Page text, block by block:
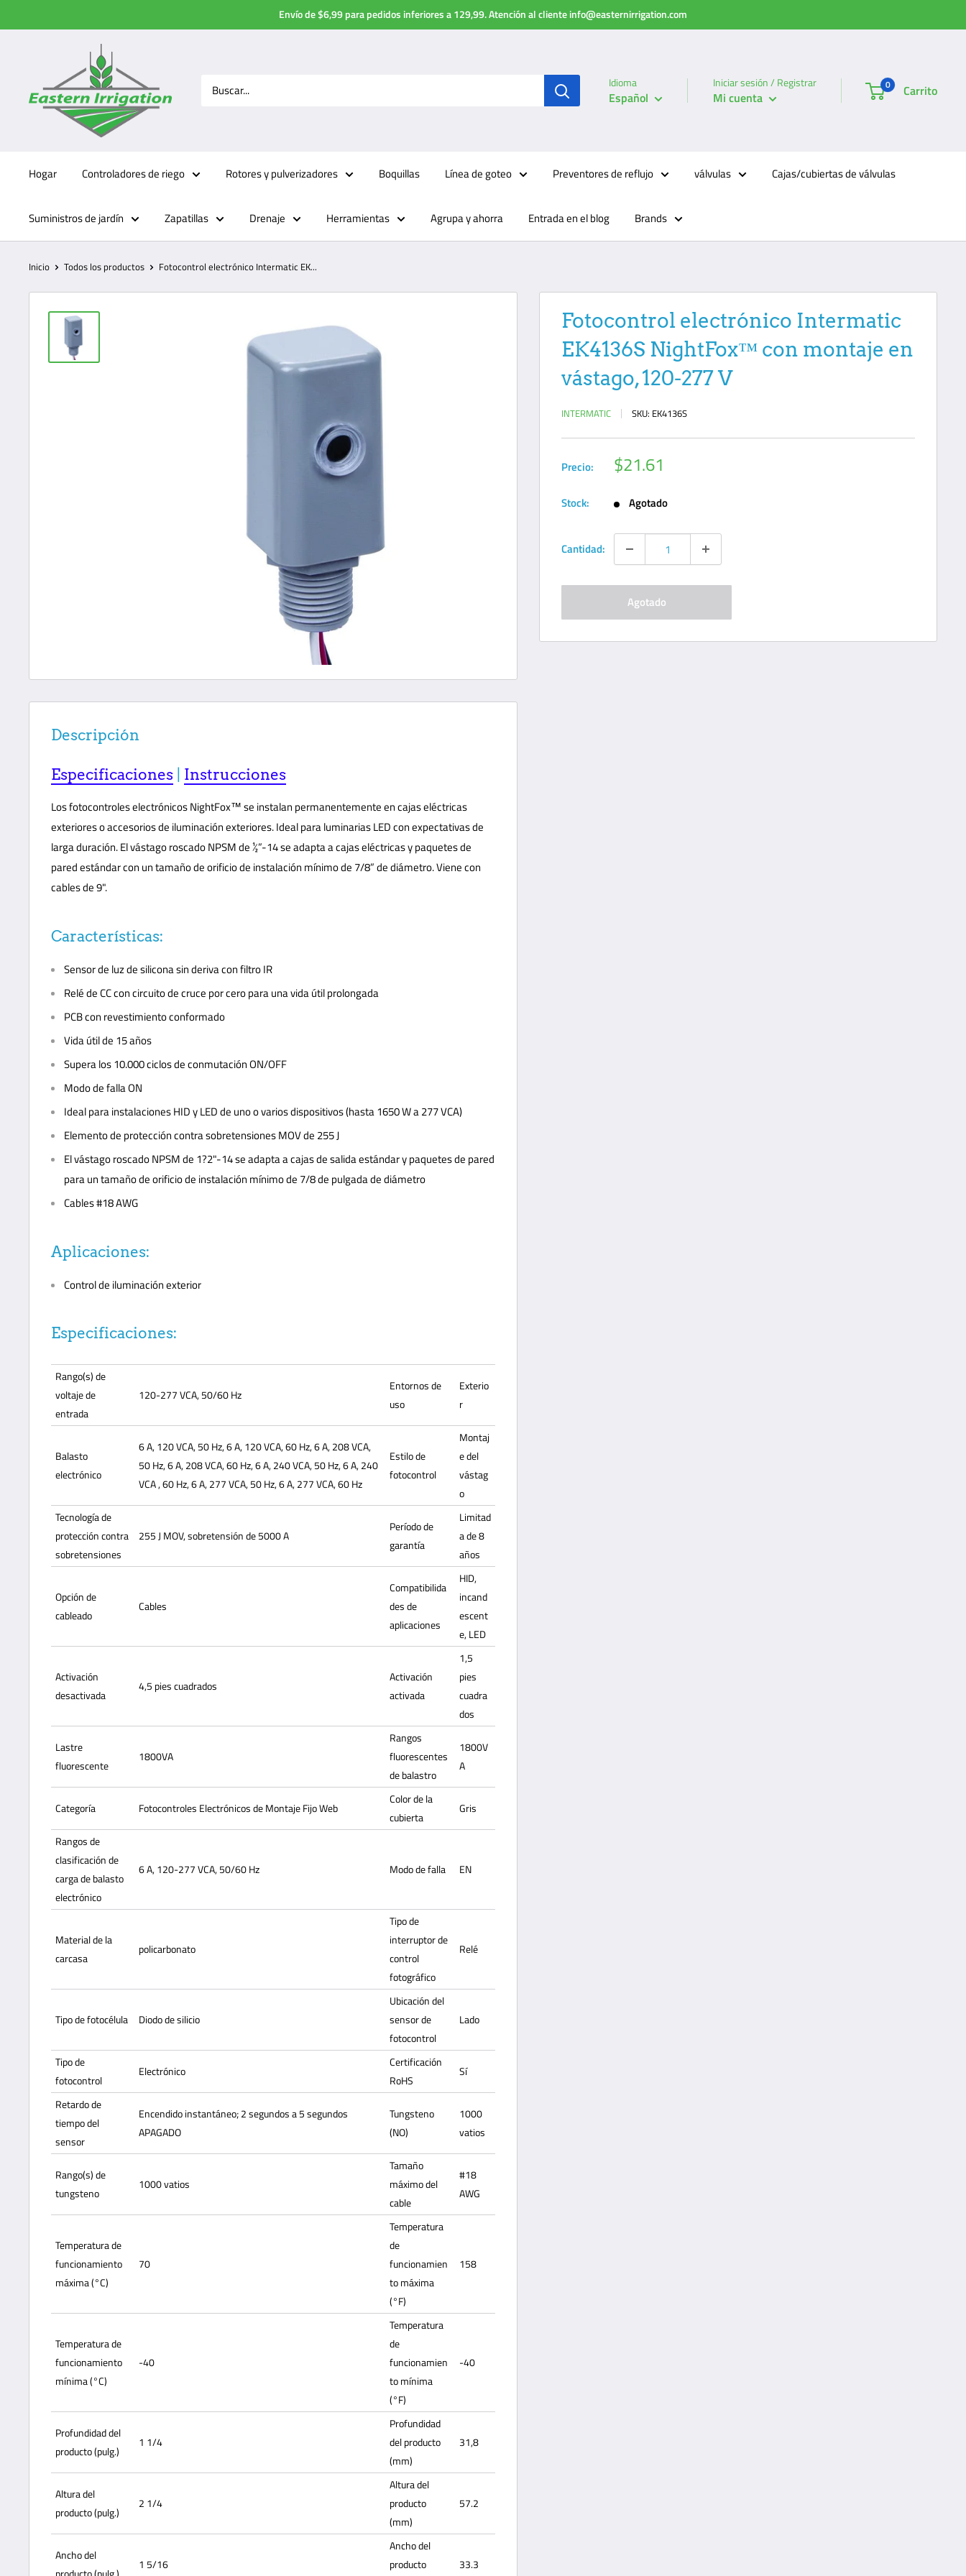
directamente
Envío de $6,99 para pedidos inferiores a 129,99. Atención al cliente info@easternirrigation.com
Idioma
Español
Iniciar sesión / Registrar
Mi cuenta
0 Carrito
Hogar Controladores de riego Rotores y pulverizadores Boquillas Línea de goteo Preventores de reflujo válvulas Cajas/cubiertas de válvulas
Suministros de jardín Zapatillas Drenaje Herramientas Agrupa y ahorra Entrada en el blog Brands
Inicio Todos los productos Fotocontrol electrónico Intermatic EK...
Fotocontrol electrónico Intermatic
EK4136S NightFox™ con montaje en
vástago, 120-277 V
INTERMATIC SKU: EK4136S
Precio: Precio
de
venta
$21.61
Stock: Agotado
Cantidad:
Agotado
Descripción
Especificaciones Instrucciones
Los fotocontroles electrónicos NightFox™ se instalan permanentemente en cajas eléctricas
exteriores o accesorios de iluminación exteriores. Ideal para luminarias LED con expectativas de
larga duración. El vástago roscado NPSM de ½”-14 se adapta a cajas eléctricas y paquetes de
pared estándar con un tamaño de orificio de instalación mínimo de 7/8” de diámetro. Viene con
cables de 9".
Características:
Sensor de luz de silicona sin deriva con filtro IR
Relé de CC con circuito de cruce por cero para una vida útil prolongada
PCB con revestimiento conformado
Vida útil de 15 años
Supera los 10.000 ciclos de conmutación ON/OFF
Modo de falla ON
Ideal para instalaciones HID y LED de uno o varios dispositivos (hasta 1650 W a 277 VCA)
Elemento de protección contra sobretensiones MOV de 255 J
El vástago roscado NPSM de 1?2"-14 se adapta a cajas de salida estándar y paquetes de pared
para un tamaño de orificio de instalación mínimo de 7/8 de pulgada de diámetro
Cables #18 AWG
Aplicaciones:
Control de iluminación exterior
Especificaciones:
Rango(s) de
voltaje de
entrada
120-277 VCA, 50/60 Hz
Entornos de
uso
Exterio
r
Balasto
electrónico
6 A, 120 VCA, 50 Hz, 6 A, 120 VCA, 60 Hz, 6 A, 208 VCA,
50 Hz, 6 A, 208 VCA, 60 Hz, 6 A, 240 VCA, 50 Hz, 6 A, 240
VCA , 60 Hz, 6 A, 277 VCA, 50 Hz, 6 A, 277 VCA, 60 Hz
Estilo de
fotocontrol
Montaj
e del
vástag
o
Tecnología de
protección contra
sobretensiones
255 J MOV, sobretensión de 5000 A
Período de
garantía
Limitad
a de 8
años
Opción de
cableado
Cables
Compatibilida
des de
aplicaciones
HID,
incand
escent
e, LED
Activación
desactivada
4,5 pies cuadrados
Activación
activada
1,5
pies
cuadra
dos
Lastre
fluorescente
1800VA
Rangos
fluorescentes
de balastro
1800V
A
Categoría Fotocontroles Electrónicos de Montaje Fijo Web
Color de la
cubierta
Gris
Rangos de
clasificación de
carga de balasto
electrónico
6 A, 120-277 VCA, 50/60 Hz Modo de falla EN
Material de la
carcasa
policarbonato
Tipo de
interruptor de
control
fotográfico
Relé
Tipo de fotocélula Diodo de silicio
Ubicación del
sensor de
fotocontrol
Lado
Tipo de
fotocontrol
Electrónico
Certificación
RoHS
Sí
Retardo de
tiempo del
sensor
Encendido instantáneo; 2 segundos a 5 segundos
APAGADO
Tungsteno
(NO)
1000
vatios
Rango(s) de
tungsteno
1000 vatios
Tamaño
máximo del
cable
#18
AWG
Temperatura de
funcionamiento
máxima (°C)
70
Temperatura
de
funcionamien
to máxima
(°F)
158
Temperatura de
funcionamiento
mínima (°C)
-40
Temperatura
de
funcionamien
to mínima
(°F)
-40
Profundidad del
producto (pulg.)
1 1/4
Profundidad
del producto
(mm)
31,8
Altura del
producto (pulg.)
2 1/4
Altura del
producto
(mm)
57.2
Ancho del
1 5/16
Ancho del
producto
33.3